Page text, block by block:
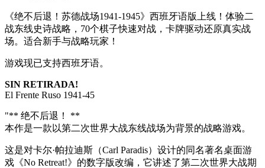
《绝不后退！苏德战场1941-1945》西班牙语版上线！体验二
战东线史诗战略，70个棋子快速对战，卡牌驱动还原真实战
场。适合新手与战略玩家！
游戏现已支持西班牙语。
SIN RETIRADA!
El Frente Ruso 1941-45
"** 绝不后退！ **
本作是一款以第二次世界大战东线战场为背景的战略游戏。
这是对卡尔·帕拉迪斯（Carl Paradis）设计的同名著名桌面游
戏《No Retreat!》的数字版改编，它讲述了第二次世界大战期